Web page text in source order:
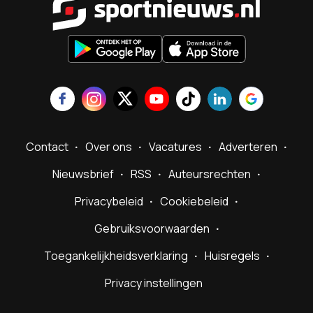
Contact Over ons Vacatures
Adverteren
Nieuwsbrief
RSS
Auteursrechten
Privacybeleid
Cookiebeleid
Gebruiksvoorwaarden
Toegankelijkheidsverklaring
Huisregels
Privacy instellingen